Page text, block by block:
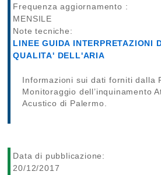
Frequenza aggiornamento :
MENSILE
Note tecniche:
LINEE GUIDA INTERPRETAZIONI
QUALITA' DELL'ARIA
Informazioni sui dati forniti dalla Rete di
Monitoraggio dell’inquinamento
Acustico di Palermo.
Data di pubblicazione:
20/12/2017